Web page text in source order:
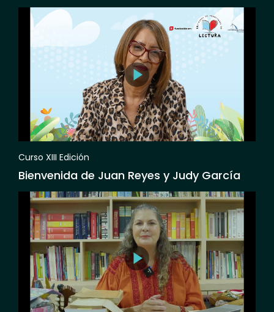
Curso XIII Edición
Bienvenida de Juan Reyes y Judy García